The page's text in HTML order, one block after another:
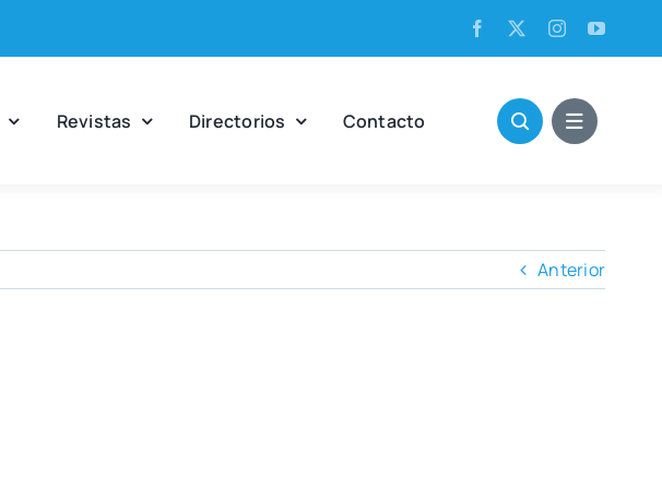
Revis­tas Direc­to­rios Con­tac­to
Anterior